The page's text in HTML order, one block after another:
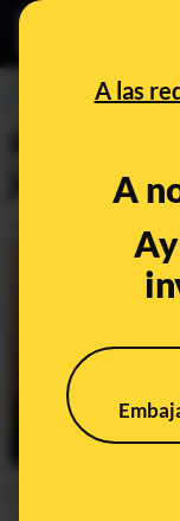
A las
A
PREBUNKING
Por qué
jugar con
Sep 13,